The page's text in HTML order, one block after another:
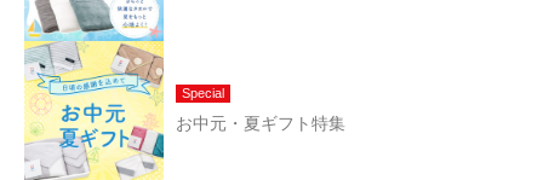
Special
お中元・夏ギフト特集